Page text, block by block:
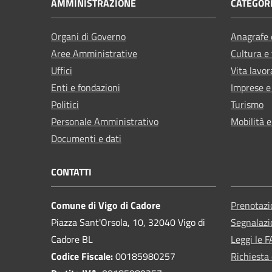
Organi di Governo
Aree Amministrative
Uffici
Enti e fondazioni
Politici
Personale Amministrativo
Documenti e dati
Cultura
Vita
Imprese
Turismo
Mobilità
CONTATTI
Comune di Vigo di Cadore
Piazza Sant'Orsola, 10, 32040 Vigo di
Cadore BL
Codice Fiscale:00185980257
Leggi le